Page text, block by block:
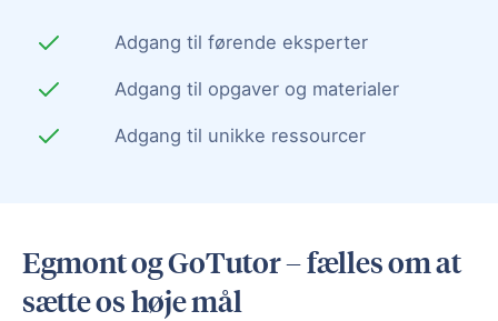
Adgang til førende eksperter
Adgang til opgaver og materialer
Adgang til unikke ressourcer
Egmont og GoTutor – fælles om at
sætte os høje mål